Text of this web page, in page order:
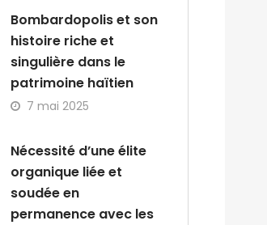
Bombardopolis et son
histoire riche et
singulière dans le
patrimoine haïtien
7 mai 2025
Nécessité d’une élite
organique liée et
soudée en
permanence avec les